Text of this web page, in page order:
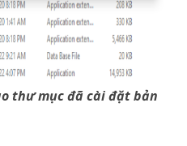
thư mục đã cài đặt bản